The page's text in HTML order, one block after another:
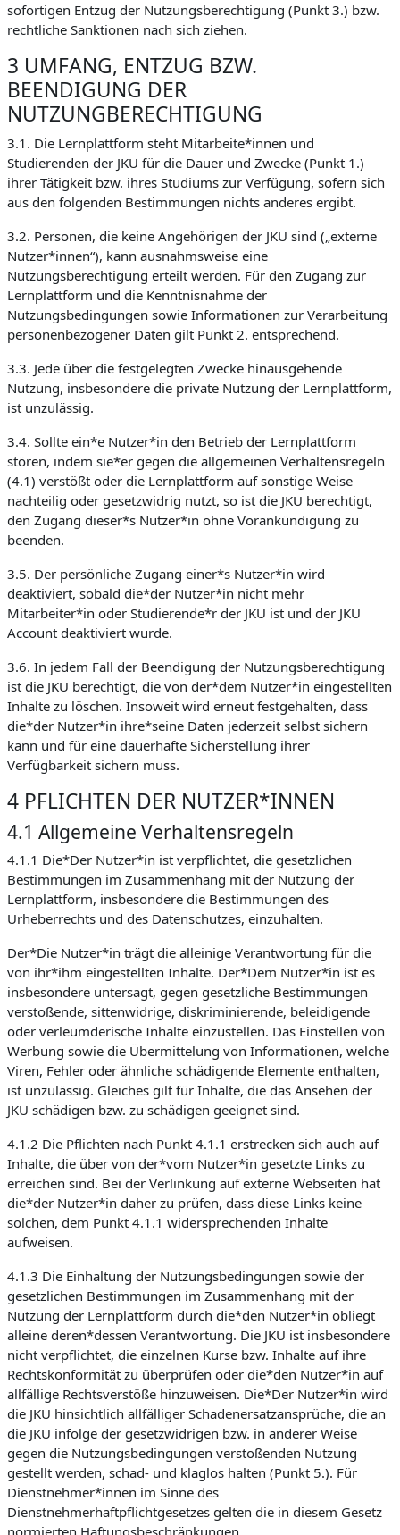
sofortigen Entzug der Nutzungsberechtigung (Punkt 3.) bzw.
rechtliche Sanktionen nach sich ziehen.
3 UMFANG, ENTZUG BZW.
BEENDIGUNG DER
NUTZUNGBERECHTIGUNG
3.1. Die Lernplattform steht Mitarbeite*innen und
Studierenden der JKU für die Dauer und Zwecke (Punkt 1.)
ihrer Tätigkeit bzw. ihres Studiums zur Verfügung, sofern sich
aus den folgenden Bestimmungen nichts anderes ergibt.
3.2. Personen, die keine Angehörigen der JKU sind („externe
Nutzer*innen“), kann ausnahmsweise eine
Nutzungsberechtigung erteilt werden. Für den Zugang zur
Lernplattform und die Kenntnisnahme der
Nutzungsbedingungen sowie Informationen zur Verarbeitung
personenbezogener Daten gilt Punkt 2. entsprechend.
3.3. Jede über die festgelegten Zwecke hinausgehende
Nutzung, insbesondere die private Nutzung der Lernplattform,
ist unzulässig.
3.4. Sollte ein*e Nutzer*in den Betrieb der Lernplattform
stören, indem sie*er gegen die allgemeinen Verhaltensregeln
(4.1) verstößt oder die Lernplattform auf sonstige Weise
nachteilig oder gesetzwidrig nutzt, so ist die JKU berechtigt,
den Zugang dieser*s Nutzer*in ohne Vorankündigung zu
beenden.
3.5. Der persönliche Zugang einer*s Nutzer*in wird
deaktiviert, sobald die*der Nutzer*in nicht mehr
Mitarbeiter*in oder Studierende*r der JKU ist und der JKU
Account deaktiviert wurde.
3.6. In jedem Fall der Beendigung der Nutzungsberechtigung
ist die JKU berechtigt, die von der*dem Nutzer*in eingestellten
Inhalte zu löschen. Insoweit wird erneut festgehalten, dass
die*der Nutzer*in ihre*seine Daten jederzeit selbst sichern
kann und für eine dauerhafte Sicherstellung ihrer
Verfügbarkeit sichern muss.
4 PFLICHTEN DER NUTZER*INNEN
4.1 Allgemeine Verhaltensregeln
4.1.1 Die*Der Nutzer*in ist verpflichtet, die gesetzlichen
Bestimmungen im Zusammenhang mit der Nutzung der
Lernplattform, insbesondere die Bestimmungen des
Urheberrechts und des Datenschutzes, einzuhalten.
Der*Die Nutzer*in trägt die alleinige Verantwortung für die
von ihr*ihm eingestellten Inhalte. Der*Dem Nutzer*in ist es
insbesondere untersagt, gegen gesetzliche Bestimmungen
verstoßende, sittenwidrige, diskriminierende, beleidigende
oder verleumderische Inhalte einzustellen. Das Einstellen von
Werbung sowie die Übermittelung von Informationen, welche
Viren, Fehler oder ähnliche schädigende Elemente enthalten,
ist unzulässig. Gleiches gilt für Inhalte, die das Ansehen der
JKU schädigen bzw. zu schädigen geeignet sind.
4.1.2 Die Pflichten nach Punkt 4.1.1 erstrecken sich auch auf
Inhalte, die über von der*vom Nutzer*in gesetzte Links zu
erreichen sind. Bei der Verlinkung auf externe Webseiten hat
die*der Nutzer*in daher zu prüfen, dass diese Links keine
solchen, dem Punkt 4.1.1 widersprechenden Inhalte
aufweisen.
4.1.3 Die Einhaltung der Nutzungsbedingungen sowie der
gesetzlichen Bestimmungen im Zusammenhang mit der
Nutzung der Lernplattform durch die*den Nutzer*in obliegt
alleine deren*dessen Verantwortung. Die JKU ist insbesondere
nicht verpflichtet, die einzelnen Kurse bzw. Inhalte auf ihre
Rechtskonformität zu überprüfen oder die*den Nutzer*in auf
allfällige Rechtsverstöße hinzuweisen. Die*Der Nutzer*in wird
die JKU hinsichtlich allfälliger Schadenersatzansprüche, die an
die JKU infolge der gesetzwidrigen bzw. in anderer Weise
gegen die Nutzungsbedingungen verstoßenden Nutzung
gestellt werden, schad- und klaglos halten (Punkt 5.). Für
Dienstnehmer*innen im Sinne des
Dienstnehmerhaftpflichtgesetzes gelten die in diesem Gesetz
normierten Haftungsbeschränkungen.